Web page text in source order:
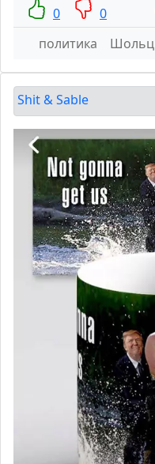
0 0
политика
Шольц
Shit & Sable